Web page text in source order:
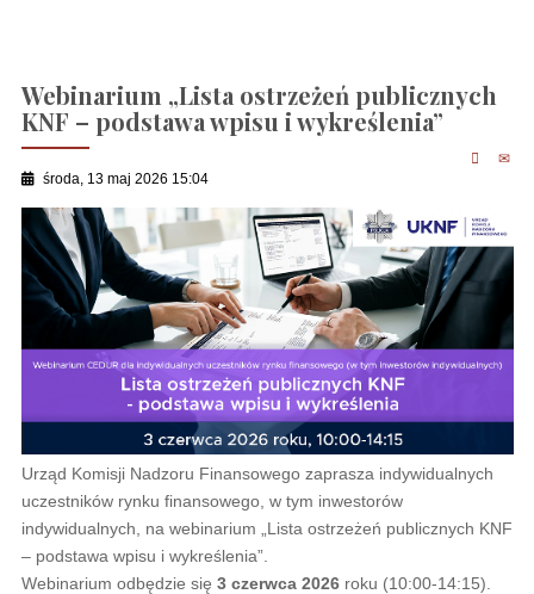
Webinarium „Lista ostrzeżeń publicznych
KNF – podstawa wpisu i wykreślenia”
środa, 13 maj 2026 15:04
Urząd Komisji Nadzoru Finansowego zaprasza indywidualnych
uczestników rynku finansowego, w tym inwestorów
indywidualnych, na webinarium „Lista ostrzeżeń publicznych KNF
– podstawa wpisu i wykreślenia”.
Webinarium odbędzie się 3 czerwca 2026roku (10:00-14:15).